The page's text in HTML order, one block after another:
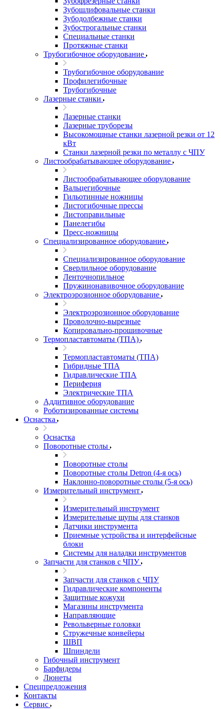
Зубошлифовальные станки
Зубодолбежные станки
Зубострогальные станки
Специальные станки
Протяжные станки
Трубогибочное оборудование
Трубогибочное оборудование
Профилегибочные
Трубогибочные
Лазерные станки
Лазерные станки
Лазерные труборезы
Высокомощные станки лазерной резки от 12
кВт
Станки лазерной резки по металлу с ЧПУ
Листообрабатывающее оборудование
Листообрабатывающее оборудование
Вальцегибочные
Гильотинные ножницы
Листогибочные прессы
Листоправильные
Панелегибы
Пресс-ножницы
Специализированное оборудование
Специализированное оборудование
Сверлильное оборудование
Ленточнопильное
Пружинонавивочное оборудование
Электроэрозионное оборудование
Электроэрозионное оборудование
Проволочно-вырезные
Копировально-прошивочные
Термопластавтоматы (ТПА)
Термопластавтоматы (ТПА)
Гибридные ТПА
Гидравлические ТПА
Периферия
Электрические ТПА
Аддитивное оборудование
Роботизированные системы
Оснастка
Оснастка
Поворотные столы
Поворотные столы
Поворотные столы Detron (4-я ось)
Наклонно-поворотные столы (5-я ось)
Измерительный инструмент
Измерительный инструмент
Измерительные щупы для станков
Датчики инструмента
Приемные устройства и интерфейсные
блоки
Системы для наладки инструментов
Запчасти для станков с ЧПУ
Запчасти для станков с ЧПУ
Гидравлические компоненты
Защитные кожухи
Магазины инструмента
Направляющие
Револьверные головки
Стружечные конвейеры
ШВП
Шпиндели
Гибочный инструмент
Барфидеры
Люнеты
Спецпредложения
Контакты
Сервис